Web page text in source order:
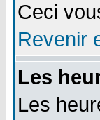
Ceci
Revenir
Les
Les